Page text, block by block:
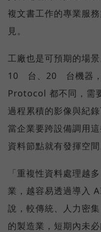
複文書工作的專業服
見。
工廠也是可預期的場
10 台、20 台機器，
Protocol 都不同，需
過程累積的影像與紀
當企業要跨設備調用
資料節點就有發揮空間
「重複性資料處理越
業，越容易透過導入
說，較傳統、人力密
的製造業，短期內未